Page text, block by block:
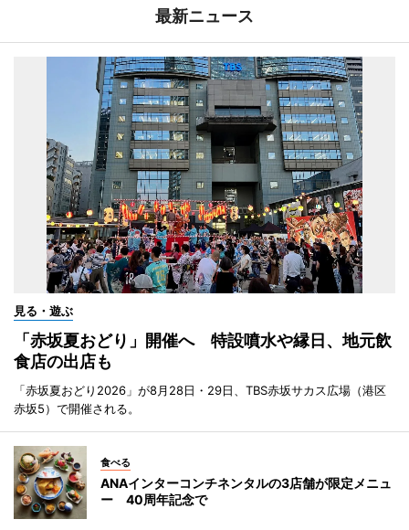
最新ニュース
見る・遊ぶ
「赤坂夏おどり」開催へ 特設噴水や縁日、地元飲
食店の出店も
「赤坂夏おどり2026」が8月28日・29日、TBS赤坂サカス広場（港区
赤坂5）で開催される。
食べる
ANAインターコンチネンタルの3店舗が限定メニュ
ー 40周年記念で